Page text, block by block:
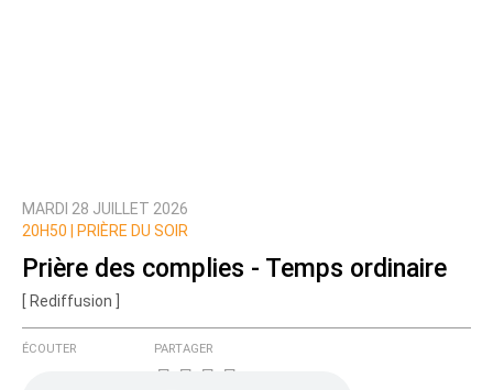
MARDI 28 JUILLET 2026
20H50 |
PRIÈRE DU SOIR
Prière des complies - Temps ordinaire
[ Rediffusion ]
ÉCOUTER PARTAGER